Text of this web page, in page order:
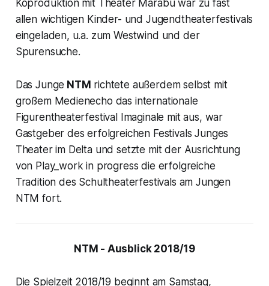
Koproduktion mit Theater Marabu war zu fast
allen wichtigen Kinder- und Jugendtheaterfestivals
eingeladen, u.a. zum Westwind und der
Spurensuche.
Das Junge NTM richtete außerdem selbst mit
großem Medienecho das internationale
Figurentheaterfestival Imaginale mit aus, war
Gastgeber des erfolgreichen Festivals Junges
Theater im Delta und setzte mit der Ausrichtung
von Play_work in progress die erfolgreiche
Tradition des Schultheaterfestivals am Jungen
NTM fort.
NTM - Ausblick 2018/19
Die Spielzeit 2018/19 beginnt am Samstag,